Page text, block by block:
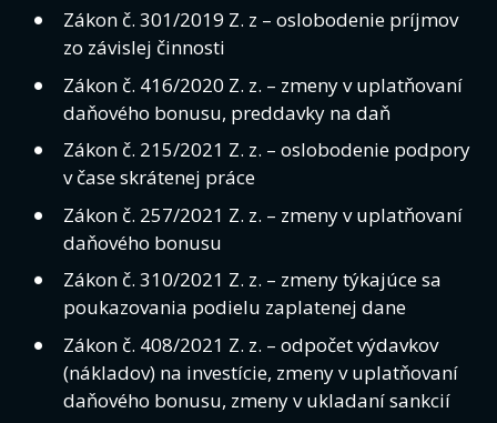
Zákon č. 301/2019 Z. z – oslobodenie príjmov
zo závislej činnosti
Zákon č. 416/2020 Z. z. – zmeny v uplatňovaní
daňového bonusu, preddavky na daň
Zákon č. 215/2021 Z. z. – oslobodenie podpory
v čase skrátenej práce
Zákon č. 257/2021 Z. z. – zmeny v uplatňovaní
daňového bonusu
Zákon č. 310/2021 Z. z. – zmeny týkajúce sa
poukazovania podielu zaplatenej dane
Zákon č. 408/2021 Z. z. – odpočet výdavkov
(nákladov) na investície, zmeny v uplatňovaní
daňového bonusu, zmeny v ukladaní sankcií